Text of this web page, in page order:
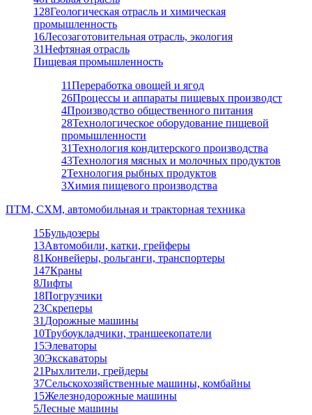
128Геологическая отрасль и химическая
промышленность
16Лесозаготовительная отрасль, экология
31Нефтяная отрасль
Пищевая промышленность
11Переработка овощей и ягод
26Процессы и аппараты пищевых производст
4Производство общественного питания
28Технологическое оборудование пищевой
промышленности
31Технология кондитерского производства
43Технология мясных и молочных продуктов
2Технология рыбных продуктов
3Химия пищевого производства
ПТМ, СХМ, автомобильная и тракторная техника
15Бульдозеры
13Автомобили, катки, грейферы
81Конвейеры, рольганги, транспортеры
147Краны
8Лифты
18Погрузчики
23Скреперы
31 Дорожные машины
10Трубоукладчики, траншеекопатели
15Элеваторы
30Экскаваторы
21Рыхлители, грейдеры
37Сельскохозяйственные машины, комбайны
15Железнодорожные машины
5Лесные машины